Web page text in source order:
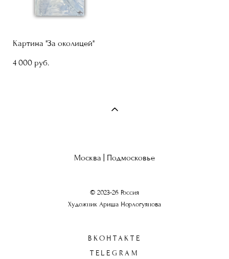
Картина "За околицей"
4 000 pуб.
Москва | Подмосковье
© 2023-26 Россия
Художник Ариша Норлогуянова
ВКОНТАКТЕ
TELEGRAM